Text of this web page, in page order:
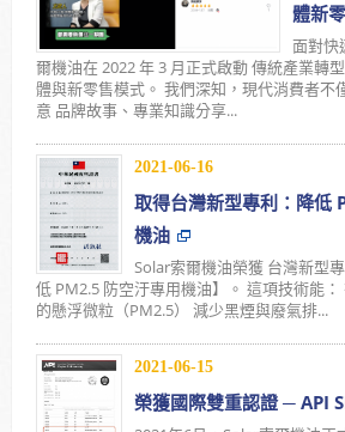
體新
面對快
爾機油在 2022 年 3 月正式啟動 傳統產業轉
體與新零售模式。 我們深知，現代消費者不
意 品牌故事、專業知識分享...
2021-06-16
取得台灣新型專利：降低
機油
Solar索爾機油榮獲 台灣新型
低 PM2.5 防空汙專用機油】。 這項技術能
的懸浮微粒（PM2.5） 減少黑煙與廢氣排...
2021-06-15
榮獲國際雙重認證 ─ API